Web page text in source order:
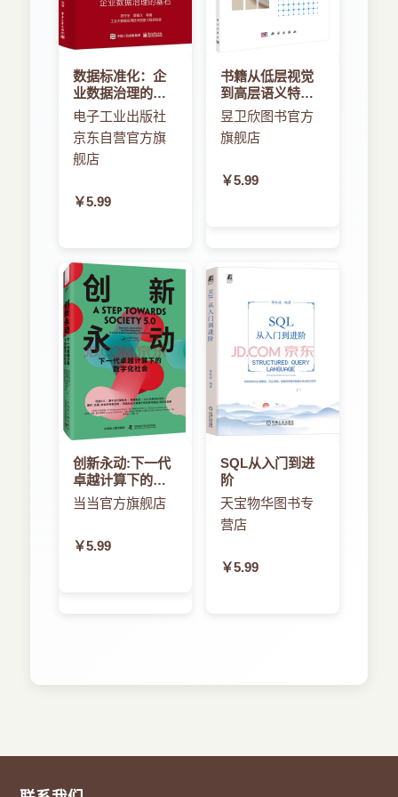
数据标准化：企
业数据治理的基
石
电子工业出版社
京东自营官方旗
舰店
￥5.99
书籍从低层视觉
到高层语义特征
的图像检索技术
昱卫欣图书官方
旗舰店
￥5.99
创新永动:下一代
卓越计算下的数
字化社会
当当官方旗舰店
￥5.99
SQL从入门到进
阶
天宝物华图书专
营店
￥5.99